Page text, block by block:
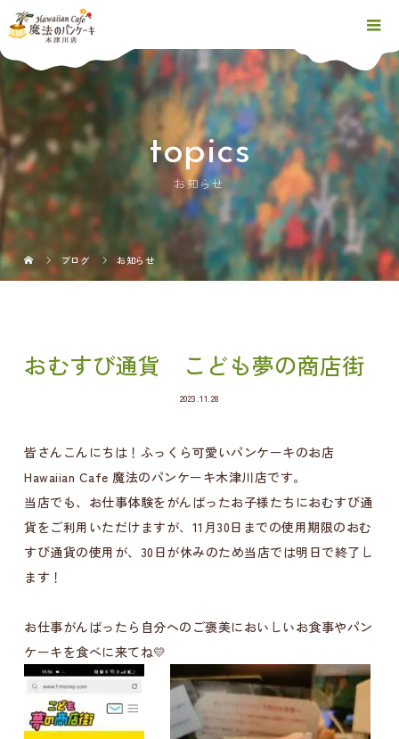
topics
お知らせ
ブログ お知らせ
おむすび通貨 こども夢の商店街
2023.11.28
皆さんこんにちは！ふっくら可愛いパンケーキのお店
Hawaiian Cafe 魔法のパンケーキ木津川店です。
当店でも、お仕事体験をがんばったお子様たちにおむすび通
貨をご利用いただけますが、11月30日までの使用期限のおむ
すび通貨の使用が、30日が休みのため当店では明日で終了し
ます！
お仕事がんばったら自分へのご褒美においしいお食事やパン
ケーキを食べに来てね💛